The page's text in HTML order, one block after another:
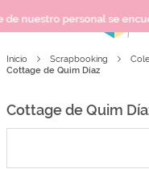
personal se
SCRAPBOOKING
MIXED MEDIA
Inicio Scrapbooking
Cottage de Quim Díaz
Cottage de Quim